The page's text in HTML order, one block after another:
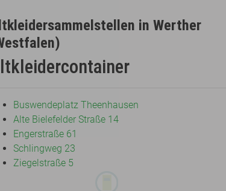
in Werther
Buswendeplatz Theenhausen
Alte Bielefelder Straße 14
Engerstraße 61
Schlingweg 23
Ziegelstraße 5